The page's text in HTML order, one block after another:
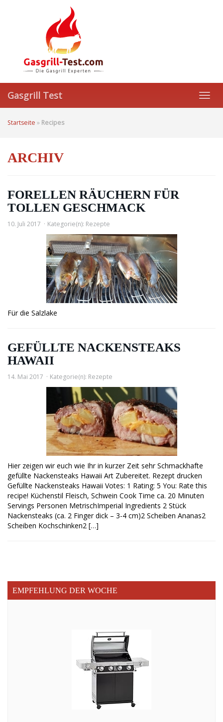
Gasgrill Test
Startseite » Recipes
ARCHIV
FORELLEN RÄUCHERN FÜR
TOLLEN GESCHMACK
10. Juli 2017 Kategorie(n): Rezepte
Für die Salzlake
GEFÜLLTE NACKENSTEAKS
HAWAII
14. Mai 2017 Kategorie(n): Rezepte
Hier zeigen wir euch wie Ihr in kurzer Zeit sehr Schmackhafte
gefüllte Nackensteaks Hawaii Art Zubereitet. Rezept drucken
Gefüllte Nackensteaks Hawaii Votes: 1 Rating: 5 You: Rate this
recipe! Küchenstil Fleisch, Schwein Cook Time ca. 20 Minuten
Servings Personen MetrischImperial Ingredients 2 Stück
Nackensteaks (ca. 2 Finger dick – 3-4 cm)2 Scheiben Ananas2
Scheiben Kochschinken2 […]
EMPFEHLUNG DER WOCHE